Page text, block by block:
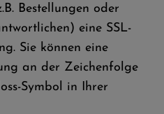
Bestellungen oder
eine SSL-
Sie können eine
an der Zeichenfolge
Symbol in Ihrer